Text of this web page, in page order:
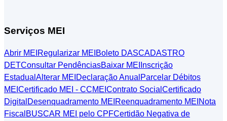
Serviços MEI
Abrir MEI Regularizar MEI Boleto DASCADASTRO
DETConsultar PendênciasBaixar MEI Inscrição
Estadual Alterar MEI Declaração Anual Parcelar Débitos
MEI Certificado MEI - CCMEI Contrato Social Certificado
Digital Desenquadramento MEI Reenquadramento MEI Nota
Fiscal BUSCAR MEI pelo CPFCertidão Negativa de